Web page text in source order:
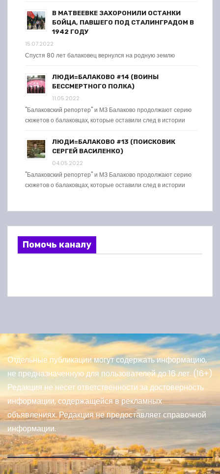
В МАТВЕЕВКЕ ЗАХОРОНИЛИ ОСТАНКИ
БОЙЦА, ПАВШЕГО ПОД СТАЛИНГРАДОМ В
1942 ГОДУ
15.07.2022
Спустя 80 лет балаковец вернулся на родную землю
ЛЮДИ=БАЛАКОВО #14 (ВОИНЫ
БЕССМЕРТНОГО ПОЛКА)
11.05.2022
"Балаковский репортер" и МЗ Балаково продолжают серию
сюжетов о балаковцах, которые оставили след в истории
ЛЮДИ=БАЛАКОВО #13 (ПОИСКОВИК
СЕРГЕЙ ВАСИЛЕНКО)
04.05.2022
"Балаковский репортер" и МЗ Балаково продолжают серию
сюжетов о балаковцах, которые оставили след в истории
Помочь каналу
Отдельные публикации могут содержать информацию,
не предназначенную для пользователей до 16 лет. (16+)
Редакция не несет ответственности за достоверность
информации, содержащейся в рекламных
объявлениях. Редакция не предоставляет справочной
информации.